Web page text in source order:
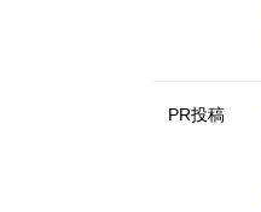
PR投稿